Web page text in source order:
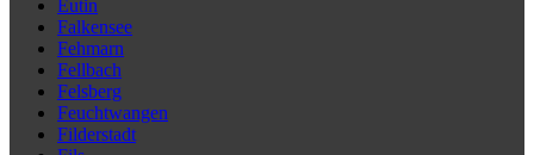
Eutin
Falkensee
Fehmarn
Fellbach
Felsberg
Feuchtwangen
Filderstadt